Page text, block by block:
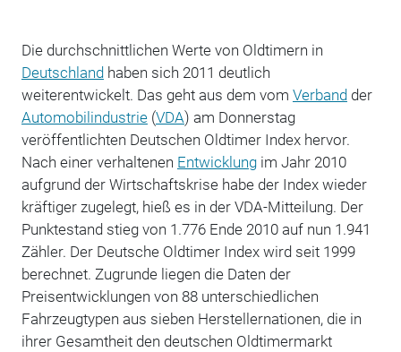
Die durchschnittlichen Werte von Oldtimern in
Deutschlandhaben sich 2011 deutlich
weiterentwickelt. Das geht aus dem vom Verbandder
Automobilindustrie(VDA) am Donnerstag
veröffentlichten Deutschen Oldtimer Index hervor.
Nach einer verhaltenen Entwicklungim Jahr 2010
aufgrund der Wirtschaftskrise habe der Index wieder
kräftiger zugelegt, hieß es in der VDA-Mitteilung. Der
Punktestand stieg von 1.776 Ende 2010 auf nun 1.941
Zähler. Der Deutsche Oldtimer Index wird seit 1999
berechnet. Zugrunde liegen die Daten der
Preisentwicklungen von 88 unterschiedlichen
Fahrzeugtypen aus sieben Herstellernationen, die in
ihrer Gesamtheit den deutschen Oldtimermarkt